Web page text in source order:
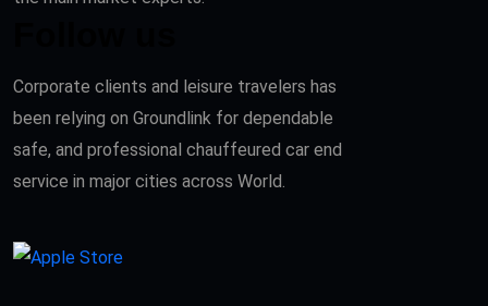
Corporate clients and leisure travelers has
been relying on Groundlink for dependable
safe, and professional chauffeured car end
service in major cities across World.